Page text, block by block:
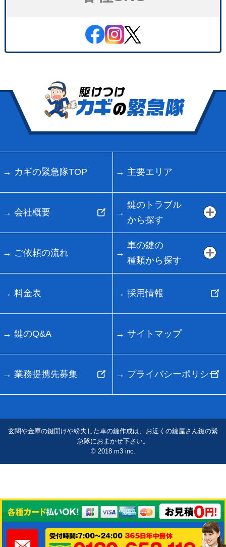
カギの緊急隊TOP 主要エリア
会社概要
鍵のトラブル
から探す
ご依頼の流れ
車の鍵の
種類から探す
料金表 採用情報
鍵のQ&A サイトマップ
業務提携先募集 プライバシーポリシー
玄関や金庫の鍵開けや紛失した車の鍵作成は、お近くの鍵屋さん鍵の緊
急隊におまかせ下さい。
© 2018 m3 inc.